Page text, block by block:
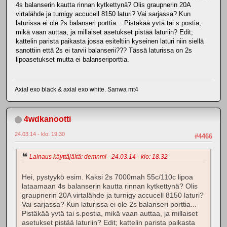
4s balanserin kautta rinnan kytkettynä? Olis graupnerin 20A
virtalähde ja turnigy accucell 8150 laturi? Vai sarjassa? Kun
laturissa ei ole 2s balanseri porttia... Pistäkää yvtä tai s.postia,
mikä vaan auttaa, ja millaiset asetukset pistää laturiin? Edit;
kattelin parista paikasta jossa esiteltiin kyseinen laturi niin siellä
sanottiin että 2s ei tarvii balanserii??? Tässä laturissa on 2s
lipoasetukset mutta ei balanseriporttia.
Axial exo black & axial exo white. Sanwa mt4
4wdkanootti
#4466
24.03.14 - klo: 19.30
Lainaus käyttäjältä: demnml - 24.03.14 - klo: 18.32
Hei, pystyykö esim. Kaksi 2s 7000mah 55c/110c lipoa
lataamaan 4s balanserin kautta rinnan kytkettynä? Olis
graupnerin 20A virtalähde ja turnigy accucell 8150 laturi?
Vai sarjassa? Kun laturissa ei ole 2s balanseri porttia...
Pistäkää yvtä tai s.postia, mikä vaan auttaa, ja millaiset
asetukset pistää laturiin? Edit; kattelin parista paikasta